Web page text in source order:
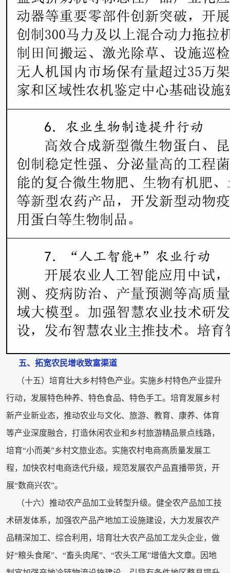
五、拓宽农民增收致富渠道
（十五）培育壮大乡村特色产业。实施乡村特色产业提升
行动，发展特色种养、特色食品、特色手工。培育发展乡村
新产业新业态，推动农业与文化、旅游、教育、康养、体育
等产业深度融合，打造休闲农业和乡村旅游精品景点线路，
培育“小而美”乡村文旅业态。实施农村电商高质量发展工
程，加快农村电商迭代升级，规范发展农产品直播带货，开
展“数商兴农”。
（十六）推动农产品加工业转型升级。健全农产品加工技
术研发体系，加强农产品产地加工设施建设，大力发展农产
品精深加工、综合利用，培育壮大农产品加工龙头企业，做
好“粮头食尾”、“畜头肉尾”、“农头工尾”增值大文章。因地